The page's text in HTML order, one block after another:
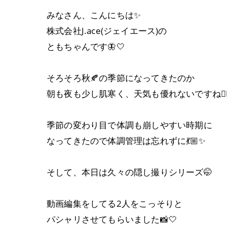
みなさん、こんにちは✨
株式会社J.ace(ジェイエース)の
ともちゃんです🦋🤍
そろそろ秋🍂の季節になってきたのか
朝も夜も少し肌寒く、天気も優れないですね
季節の変わり目で体調も崩しやすい時期に
なってきたので体調管理は忘れずに💃🏼✨
そして、本日は久々の隠し撮りシリーズ🤭
動画編集をしてる2人をこっそりと
パシャリさせてもらいました📸🤍